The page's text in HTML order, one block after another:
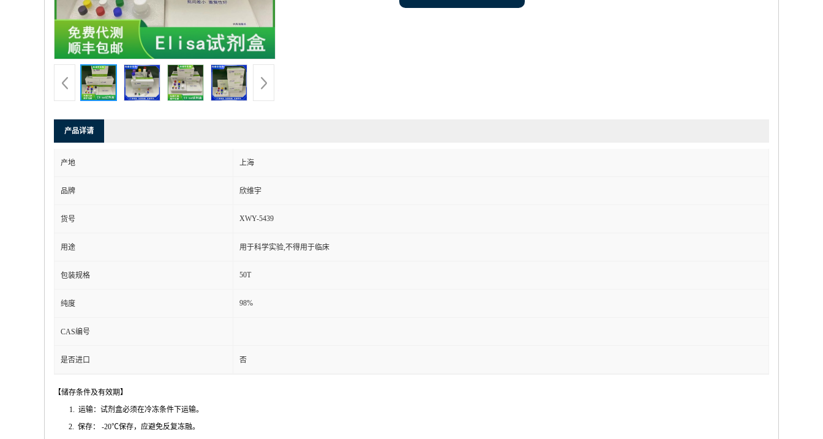
产品详请
产地 上海
品牌 欣维宇
货号 XWY-5439
用途 用于科学实验,不得用于临床
包装规格 50T
纯度 98%
CAS编号
是否进口 否
【储存条件及有效期】
1.运输：试剂盒必须在冷冻条件下运输。
2.保存： -20℃保存，应避免反复冻融。